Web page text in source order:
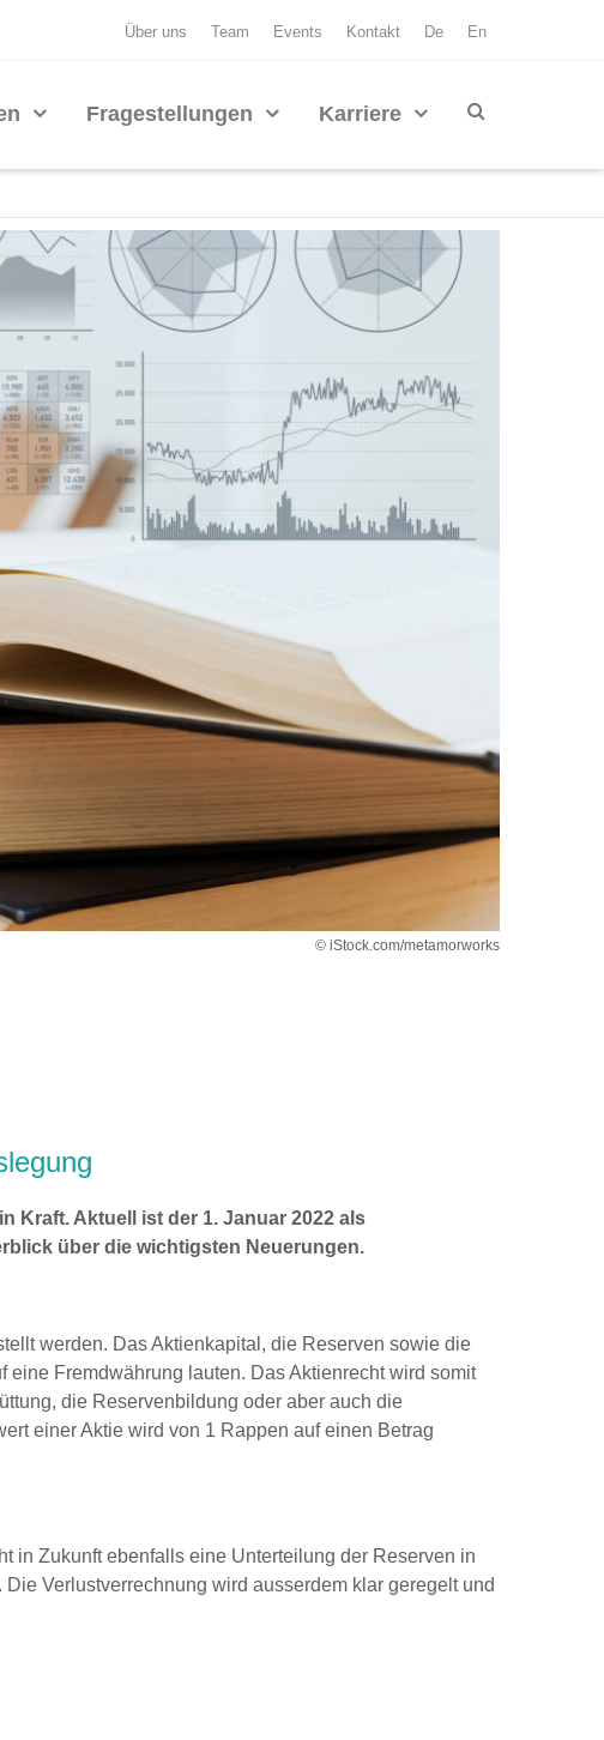
Über uns Team Events Kontakt De En
Fragestellungen Karriere
© iStock.com/metamorworks
Kraft. Aktuell ist der 1. Januar 2022 als
über die wichtigsten Neuerungen.
werden. Das Aktienkapital, die Reserven sowie die
Fremdwährung lauten. Das Aktienrecht wird somit
die Reservenbildung oder aber auch die
einer Aktie wird von 1 Rappen auf einen Betrag
in Zukunft ebenfalls eine Unterteilung der Reserven in
Verlustverrechnung wird ausserdem klar geregelt und